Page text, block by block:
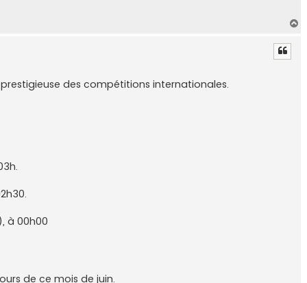
des compétitions internationales.
à 00h00
de ce mois de juin.